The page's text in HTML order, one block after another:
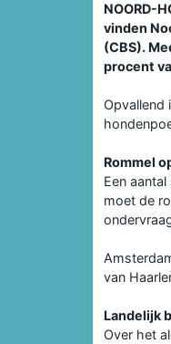
NOORD-
vinden
(CBS).
procent
Opvallend
Rommel
Een
moet de
van
Landelijk
Over het